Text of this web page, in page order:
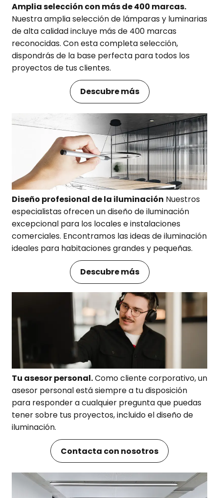
Amplia selección con más de 400 marcas.
Nuestra amplia selección de lámparas y luminarias
de alta calidad incluye más de 400 marcas
reconocidas. Con esta completa selección,
dispondrás de la base perfecta para todos los
proyectos de tus clientes.
Descubre más
Diseño profesional de la iluminación Nuestros
especialistas ofrecen un diseño de iluminación
excepcional para los locales e instalaciones
comerciales. Encontramos las ideas de iluminación
ideales para habitaciones grandes y pequeñas.
Descubre más
Tu asesor personal.Como cliente corporativo, un
asesor personal está siempre a tu disposición
para responder a cualquier pregunta que puedas
tener sobre tus proyectos, incluido el diseño de
iluminación.
Contacta con nosotros